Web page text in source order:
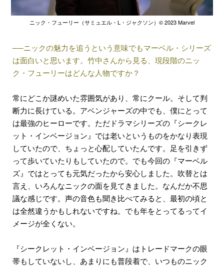
ニック・フューリー（サミュエル・L・ジャクソン）©︎ 2023 Marvel
──ニックの魅力を追うという意味でもマーベル・シリーズ
は面白いと思います。竹中さんから見る、現段階のニッ
ク・フューリーはどんな人物ですか？
常にどこか謎めいた雰囲気があり、常にクール。そして判
断力に長けている。アベンジャーズの中でも、僕にとって
は最強のヒーローです。ただドラマシリーズの『シークレ
ット・インベージョン』では老いというものをかなり表現
していたので、ちょっと心配していたんです。足を引きず
って歩いていたりもしていたので。でも今回の『マーベル
ズ』ではとっても元気だったから安心しました。吹替とは
言え、いろんなニックの面を見てきました。なんだか不思
議な感じです。声の音色も聞き比べてみると、最初の頃と
は全然違うかもしれないですね。でも年をとってるってイ
メージが全くない。
『シークレット・インベージョン』はトレードマークの眼
帯もしていないし、あまりにも普段着で、いつものニック